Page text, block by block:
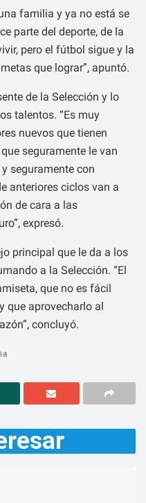
familia y ya no está se
parte del deporte, de la
pero el fútbol sigue y la
que lograr”, apuntó.
de la Selección y lo
talentos. “Es muy
nuevos que tienen
seguramente le van
seguramente con
anteriores ciclos van a
de cara a las
expresó.
principal que le da a los
a la Selección. “El
que no es fácil
que aprovecharlo al
concluyó.